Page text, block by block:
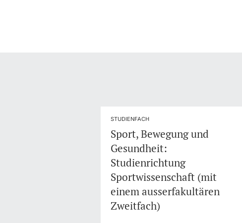
STUDIENFACH
Sport, Bewegung und
Gesundheit:
Studienrichtung
Sportwissenschaft (mit
einem ausserfakultären
Zweitfach)